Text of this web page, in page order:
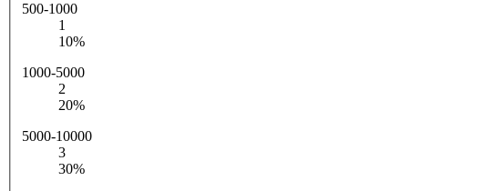
500-1000
1
10%
1000-5000
2
20%
5000-10000
3
30%